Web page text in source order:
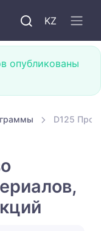
KZ
опубликованы
D125